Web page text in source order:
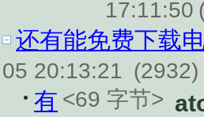
17:11:50
还有能免费下载
05 20:13:21 (2932)
有 <69 字节>